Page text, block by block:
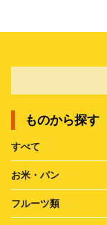
ものから探す
すべて
お米・パン
フルーツ類